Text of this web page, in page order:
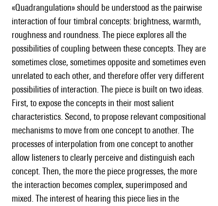
«Quadrangulation» should be understood as the pairwise
interaction of four timbral concepts: brightness, warmth,
roughness and roundness. The piece explores all the
possibilities of coupling between these concepts. They are
sometimes close, sometimes opposite and sometimes even
unrelated to each other, and therefore offer very different
possibilities of interaction. The piece is built on two ideas.
First, to expose the concepts in their most salient
characteristics. Second, to propose relevant compositional
mechanisms to move from one concept to another. The
processes of interpolation from one concept to another
allow listeners to clearly perceive and distinguish each
concept. Then, the more the piece progresses, the more
the interaction becomes complex, superimposed and
mixed. The interest of hearing this piece lies in the